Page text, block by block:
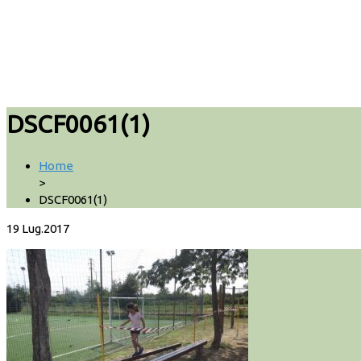
DSCF0061(1)
Home
>
DSCF0061(1)
19 Lug.2017